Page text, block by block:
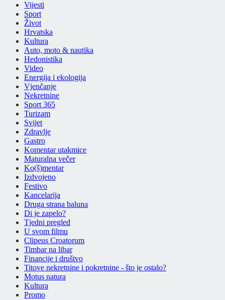
Vijesti
Sport
Život
Hrvatska
Kultura
Auto, moto & nautika
Hedonistika
Video
Energija i ekologija
Vjenčanje
Nekretnine
Sport 365
Turizam
Svijet
Zdravlje
Gastro
Komentar utakmice
Maturalna večer
Ko(š)mentar
Izdvojeno
Festivo
Kancelarija
Druga strana baluna
Di je zapelo?
Tjedni pregled
U svom filmu
Clipeus Croatorum
Timbar na libar
Financije i društvo
Titove nekretnine i pokretnine - što je ostalo?
Motus natura
Kultura
Promo